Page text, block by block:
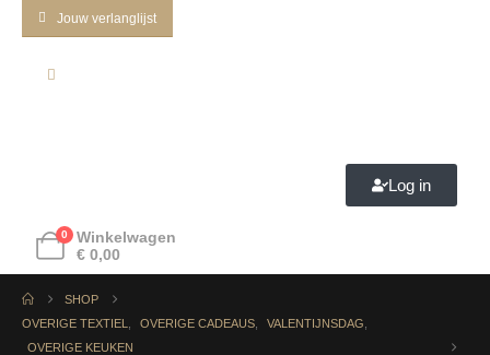
Jouw verlanglijst
Log in
0
Winkelwagen
€ 0,00
SHOP
OVERIGE TEXTIEL
OVERIGE CADEAUS VALENTIJNSDAG
OVERIGE KEUKEN